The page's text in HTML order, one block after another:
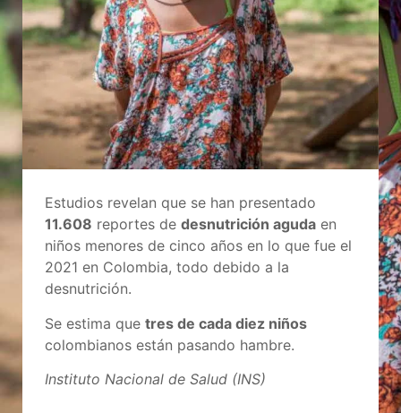
Estudios revelan que se han presentado
11.608 reportes de desnutrición aguda en
niños menores de cinco años en lo que fue el
2021 en Colombia, todo debido a la
desnutrición.
Se estima que tres de cada diez niños
colombianos están pasando hambre.
Instituto Nacional de Salud (INS)